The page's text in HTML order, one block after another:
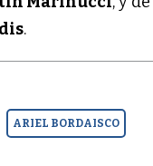
.
ARIEL BORDAISCO